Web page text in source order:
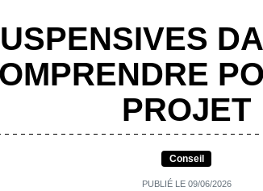
PROJET
Conseil
PUBLIÉ LE 09/06/2026